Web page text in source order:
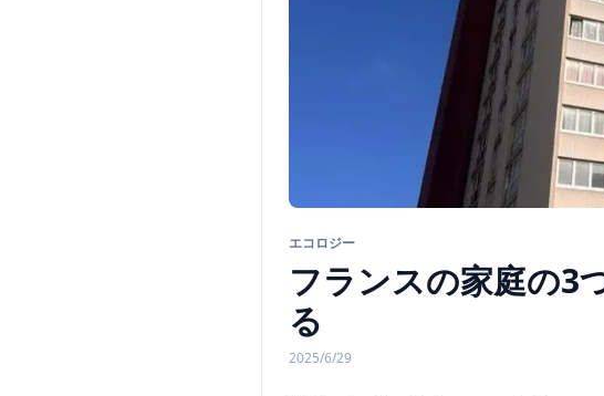
エコロジー
フランスの家庭の3
る
2025/6/29